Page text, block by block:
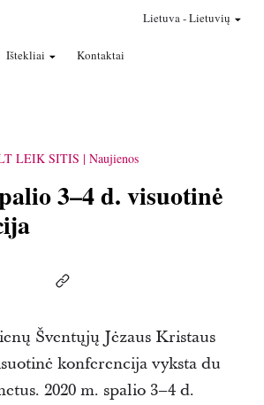
Ištekliai Kontaktai
Lietuva-Lietuvių
LEIK SITIS Naujienos
3–4 d. visuotinė
Šventųjų Jėzaus Kristaus
konferencija vyksta du
2020 m. spalio 3–4 d.